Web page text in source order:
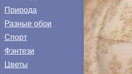
Природа
Разные обои
Спорт
Фэнтези
Цветы